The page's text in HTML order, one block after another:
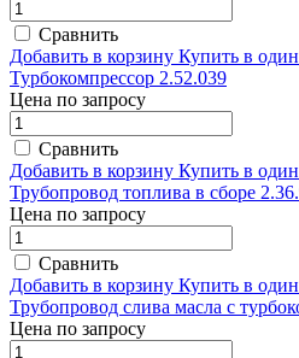
Сравнить
Добавить в корзину Купить в
Турбокомпрессор 2.52.039
Цена по запросу
Сравнить
Добавить в корзину Купить в
Трубопровод топлива в сборе
Цена по запросу
Сравнить
Добавить в корзину Купить в
Трубопровод слива масла с
Цена по запросу